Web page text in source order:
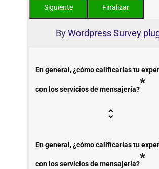
ByWordpress Survey
En general, ¿cómo calificarías tu
con los servicios de mensajería?*
En general, ¿cómo calificarías tu
con los servicios de mensajería?*